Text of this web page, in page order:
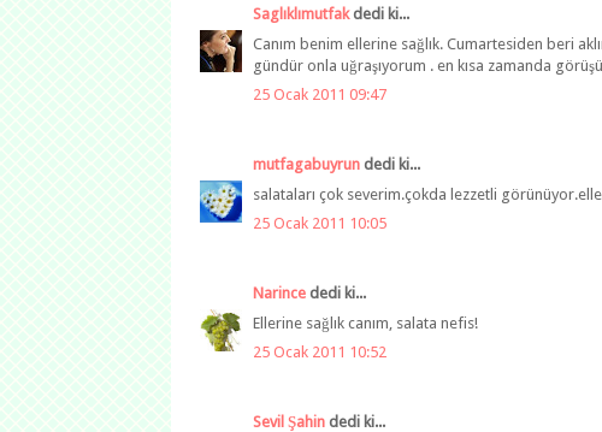
Saglıklımutfakdedi ki...
Canım benim ellerine sağlık. Cumartesiden beri
gündür onla uğraşıyorum . en kısa zamanda
25 Ocak 2011 09:47
mutfagabuyrun dedi ki...
salataları çok severim.çokda lezzetli
25 Ocak 2011 10:05
Narince dedi ki...
Ellerine sağlık canım, salata nefis!
25 Ocak 2011 10:52
Sevil Şahin dedi ki...